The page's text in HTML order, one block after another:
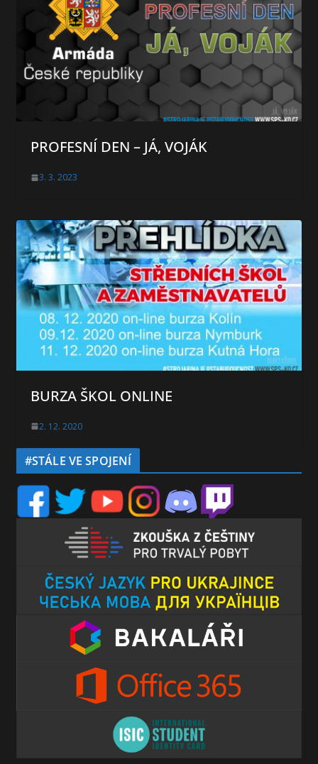
PROFESNÍ DEN – JÁ, VOJÁK
3. 3. 2023
BURZA ŠKOL ONLINE
2. 12. 2020
#STÁLE VE SPOJENÍ